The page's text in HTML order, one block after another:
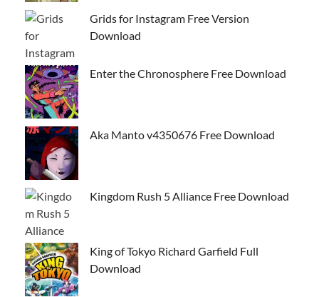
Grids for Instagram Free Version
Download
Enter the Chronosphere Free Download
Aka Manto v4350676 Free Download
Kingdom Rush 5 Alliance Free Download
King of Tokyo Richard Garfield Full
Download